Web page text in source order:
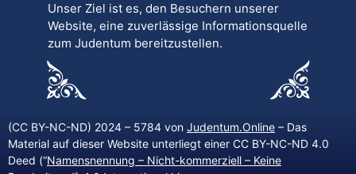
Unser Ziel ist es, den Besuchern unserer
Website, eine zuverlässige Informationsquelle
zum Judentum bereitzustellen.
(CC BY-NC-ND) 2024 – 5784 von Judentum.Online – Das
Material auf dieser Website unterliegt einer CC BY-NC-ND 4.0
Deed (“Namensnennung – Nicht-kommerziell – Keine